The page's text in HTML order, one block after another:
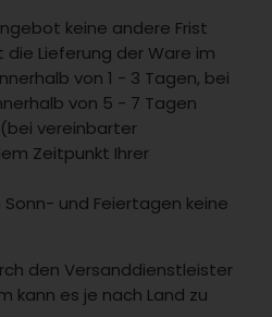
keine andere Frist
Lieferung der Ware im
von 1 - 3 Tagen, bei
von 5 - 7 Tagen
vereinbarter
Zeitpunkt Ihrer
und Feiertagen keine
den Versanddienstleister
kann es je nach Land zu